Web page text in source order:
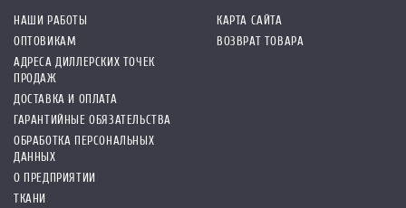
НАШИ РАБОТЫ
ОПТОВИКАМ
АДРЕСА ДИЛЛЕРСКИХ ТОЧЕК
ПРОДАЖ
ДОСТАВКА И ОПЛАТА
ГАРАНТИЙНЫЕ ОБЯЗАТЕЛЬСТВА
ОБРАБОТКА ПЕРСОНАЛЬНЫХ
ДАННЫХ
О ПРЕДПРИЯТИИ
ТКАНИ
КАРТА САЙТА
ВОЗВРАТ ТОВАРА